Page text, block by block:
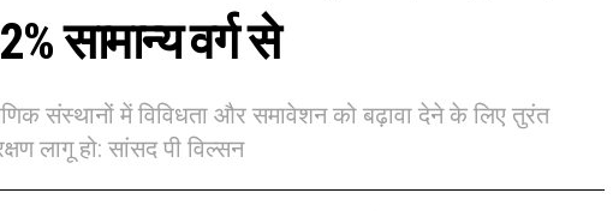
सामान्य वर्ग से
संस्थानों में विविधता और समावेशन को बढ़ावा देने के लिए तुरंत
लागू हो: सांसद पी विल्सन